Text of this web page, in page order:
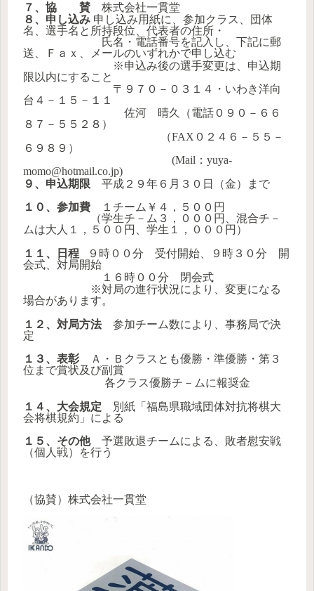
７、協 賛 株式会社一貫堂
８、申し込み 申し込み用紙に、参加クラス、団体
名、選手名と所持段位、代表者の住所・
氏名・電話番号を記入し、下記に郵
送、Ｆａｘ、メールのいずれかで申し込む
※申込み後の選手変更は、申込期
限以内にすること
〒９７０－０３１４・いわき洋向
台４－１５－１１
佐河 晴久（電話０９０－６６
８７－５５２８）
（FAX０２４６－５５－
６９８９）
(Mail：yuya-
momo@hotmail.co.jp)
９、申込期限 平成２９年６月３０日（金）まで
１０、参加費 １チーム￥４，５００円
（学生チ－ム３，０００円、混合チ－
ムは大人 １，５００円、学生１，０００円）
１１、日程 ９時００分 受付開始、９時３０分 開
会式、対局開始
１６時００分 閉会式
※対局の進行状況により、変更になる
場合があります。
１２、対局方法参加チーム数により、事務局で決
定
１３、表彰 Ａ・Ｂクラスとも優勝・準優勝・第３
位まで賞状及び副賞
各クラス優勝チ－ムに報奨金
１４、大会規定 別紙「福島県職域団体対抗将棋大
会将棋規約」による
１５、その他予選敗退チームによる、敗者慰安戦
（個人戦）を行う
（協賛）株式会社一貫堂